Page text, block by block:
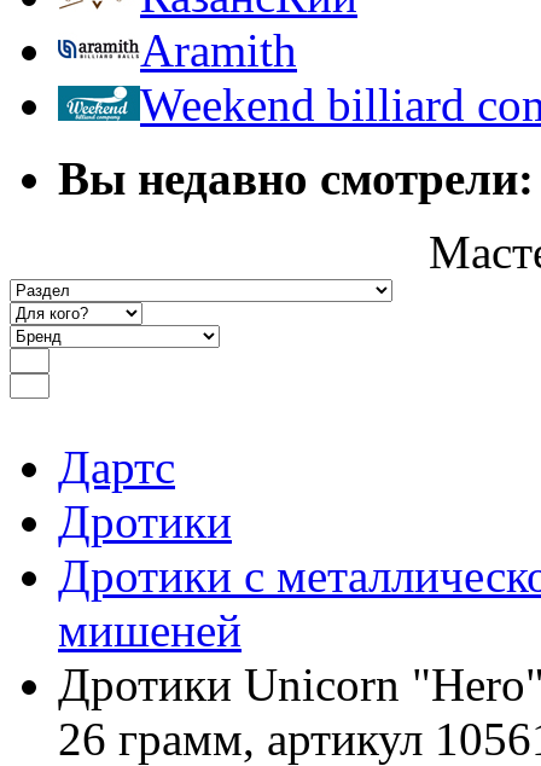
Aramith
Weekend billiard
Вы недавно смотрели:
Дартс
Дротики
Дротики с
мишеней
Дротики Unicorn
26 грамм, артикул